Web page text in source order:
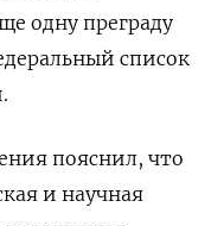
одну преграду
список
пояснил, что
и научная